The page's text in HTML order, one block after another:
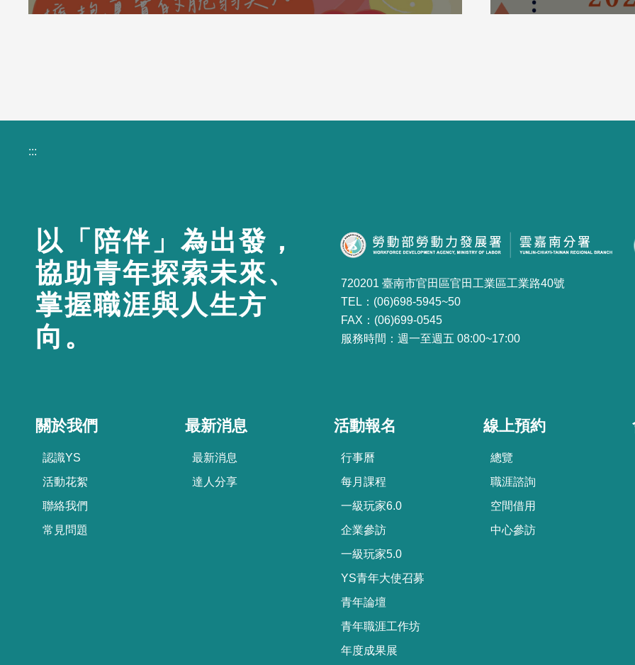
:::
以「陪伴」為出發，
協助青年探索未來、
掌握職涯與人生方
向。
720201 臺南市官田區官田工業區工業路40號
TEL：(06)698-5945~50
FAX：(06)699-0545
服務時間：週一至週五 08:00~17:00
關於我們
認識YS
活動花絮
聯絡我們
常見問題
最新消息
最新消息
達人分享
活動報名
行事曆
每月課程
一級玩家6.0
企業參訪
一級玩家5.0
YS青年大使召募
青年論壇
青年職涯工作坊
年度成果展
線上預約
總覽
職涯諮詢
空間借用
中心參訪